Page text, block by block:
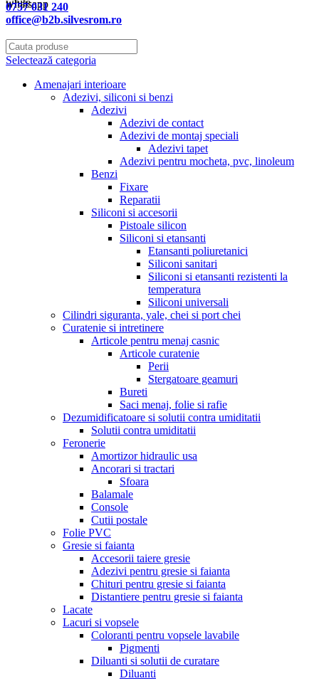
0757 031 240
office@b2b.silvesrom.ro
Selectează categoria
Amenajari interioare
Adezivi, siliconi si benzi
Adezivi
Adezivi de contact
Adezivi de montaj speciali
Adezivi tapet
Adezivi pentru mocheta, pvc, linoleum
Benzi
Fixare
Reparatii
Siliconi si accesorii
Pistoale silicon
Siliconi si etansanti
Etansanti poliuretanici
Siliconi sanitari
Siliconi si etansanti rezistenti la
temperatura
Siliconi universali
Cilindri siguranta, yale, chei si port chei
Curatenie si intretinere
Articole pentru menaj casnic
Articole curatenie
Perii
Stergatoare geamuri
Bureti
Saci menaj, folie si rafie
Dezumidificatoare si solutii contra umiditatii
Solutii contra umiditatii
Feronerie
Amortizor hidraulic usa
Ancorari si tractari
Sfoara
Balamale
Console
Cutii postale
Folie PVC
Gresie si faianta
Accesorii taiere gresie
Adezivi pentru gresie si faianta
Chituri pentru gresie si faianta
Distantiere pentru gresie si faianta
Lacate
Lacuri si vopsele
Coloranti pentru vopsele lavabile
Pigmenti
Diluanti si solutii de curatare
Diluanti